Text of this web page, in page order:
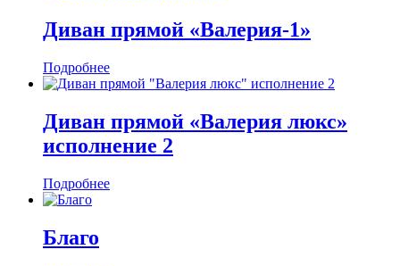
Диван прямой «Валерия-1»
Подробнее
Диван прямой «Валерия люкс»
исполнение 2
Подробнее
Благо